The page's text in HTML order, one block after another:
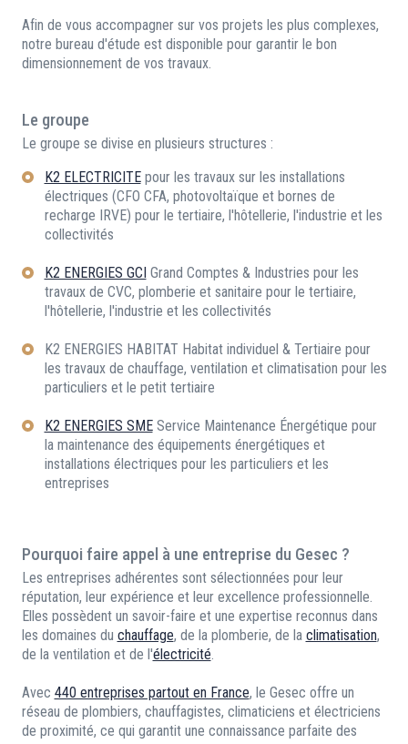
Afin de vous accompagner sur vos projets les plus complexes,
notre bureau d'étude est disponible pour garantir le bon
dimensionnement de vos travaux.
Le groupe
Le groupe se divise en plusieurs structures :
K2 ELECTRICITEpour les travaux sur les installations
électriques (CFO CFA, photovoltaïque et bornes de
recharge IRVE) pour le tertiaire, l'hôtellerie, l'industrie et les
collectivités
K2 ENERGIES GCI Grand Comptes & Industries pour les
travaux de CVC, plomberie et sanitaire pour le tertiaire,
l'hôtellerie, l'industrie et les collectivités
K2 ENERGIES HABITAT Habitat individuel & Tertiaire pour
les travaux de chauffage, ventilation et climatisation pour les
particuliers et le petit tertiaire
K2 ENERGIES SMEService Maintenance Énergétique pour
la maintenance des équipements énergétiques et
installations électriques pour les particuliers et les
entreprises
Pourquoi faire appel à une entreprise du Gesec ?
Les entreprises adhérentes sont sélectionnées pour leur
réputation, leur expérience et leur excellence professionnelle.
Elles possèdent un savoir-faire et une expertise reconnus dans
les domaines du chauffage, de la plomberie, de la climatisation,
de la ventilation et de l'électricité.
Avec 440 entreprises partout en France, le Gesec offre un
réseau de plombiers, chauffagistes, climaticiens et électriciens
de proximité, ce qui garantit une connaissance parfaite des